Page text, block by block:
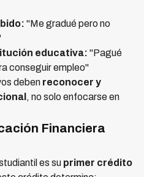
"Me gradué pero no
educativa: "Pagué
conseguir empleo"
deben reconocer y
, no solo enfocarse en
Financiera
es su primer crédito